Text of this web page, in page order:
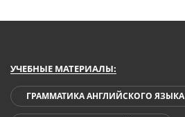
УЧЕБНЫЕ МАТЕРИАЛЫ:
ГРАММАТИКА АНГЛИЙСКОГО ЯЗЫКА